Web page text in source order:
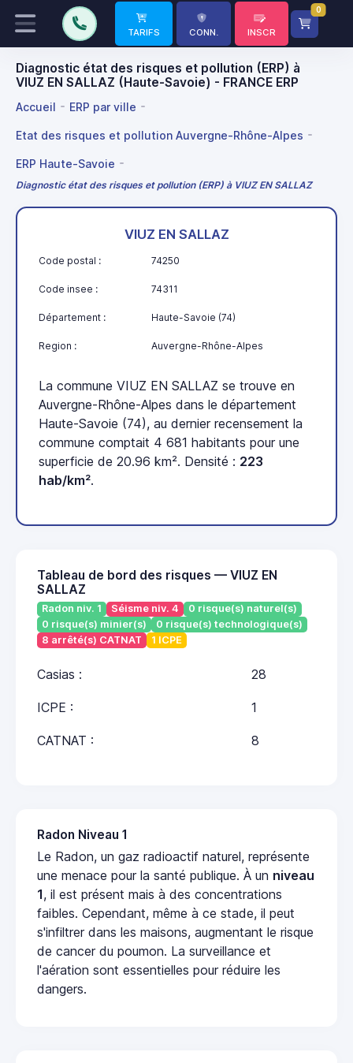
TARIFS CONN. INSCR
0
Diagnostic état des risques et pollution (ERP) à
VIUZ EN SALLAZ (Haute-Savoie) - FRANCE ERP
Accueil ERP par ville
Etat des risques et pollution Auvergne-Rhône-Alpes
ERP Haute-Savoie
Diagnostic état des risques et pollution (ERP) à VIUZ EN SALLAZ
VIUZ EN SALLAZ
Code postal : 74250
Code insee : 74311
Département : Haute-Savoie (74)
Region : Auvergne-Rhône-Alpes
La commune VIUZ EN SALLAZ se trouve en
Auvergne-Rhône-Alpes dans le département
Haute-Savoie (74), au dernier recensement la
commune comptait 4 681 habitants pour une
superficie de 20.96 km². Densité : 223
hab/km².
Tableau de bord des risques — VIUZ EN
SALLAZ
Radon niv. 1 Séisme niv. 4
0 risque(s) naturel(s)
0 risque(s) minier(s)
0 risque(s) technologique(s)
8 arrêté(s) CATNAT
1 ICPE
Casias : 28
ICPE : 1
CATNAT : 8
Radon Niveau 1
Le Radon, un gaz radioactif naturel, représente
une menace pour la santé publique. À un niveau
1, il est présent mais à des concentrations
faibles. Cependant, même à ce stade, il peut
s'infiltrer dans les maisons, augmentant le risque
de cancer du poumon. La surveillance et
l'aération sont essentielles pour réduire les
dangers.